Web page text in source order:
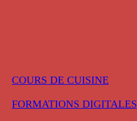
COURS DE CUISINE
FORMATIONS DIGITALES